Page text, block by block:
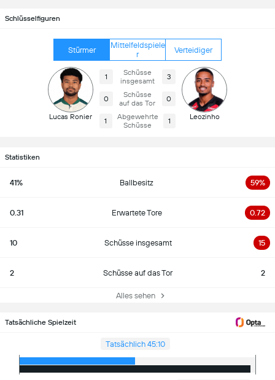
Schlüsselfiguren
Stürmer
Mittelfeldspiele
r
Verteidiger
Lucas Ronier
1
Schüsse
insgesamt
3
0
Schüsse
auf das Tor
0
1
Abgewehrte
Schüsse
1 Leozinho
Statistiken
41% Ballbesitz 59%
0.31 Erwartete Tore 0.72
10 Schüsse insgesamt 15
2 Schüsse auf das Tor 2
Alles sehen
Tatsächliche Spielzeit
Tatsächlich 45:10